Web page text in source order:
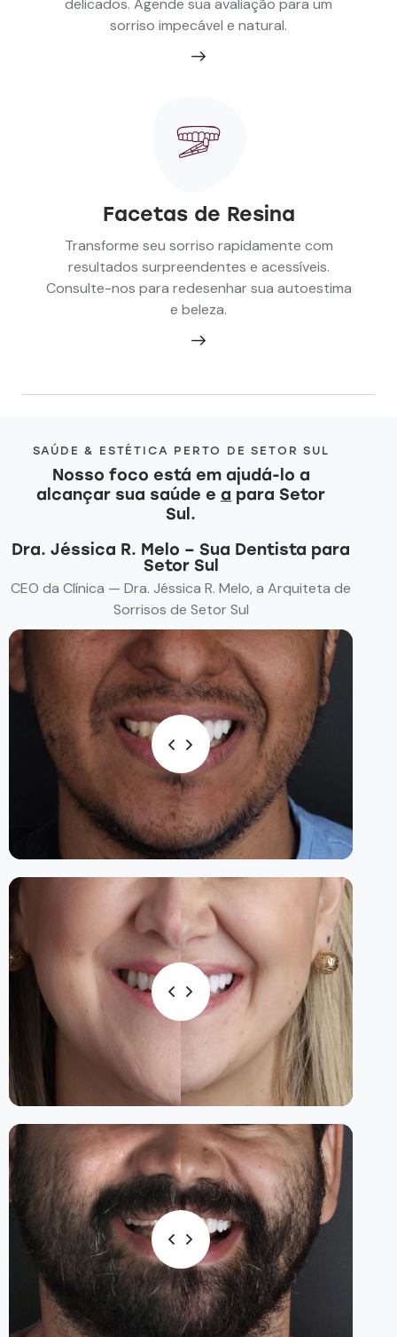
delicados. Agende sua avaliação para um
sorriso impecável e natural.
Facetas de Resina
Transforme seu sorriso rapidamente com
resultados surpreendentes e acessíveis.
Consulte-nos para redesenhar sua autoestima
e beleza.
SAÚDE & ESTÉTICA PERTO DE SETOR SUL
Nosso foco está em ajudá-lo a
alcançar sua saúde eautoestima
para Setor Sul.
Dra. Jéssica R. Melo – Sua Dentista para
Setor Sul
CEO da Clínica — Dra. Jéssica R. Melo, a Arquiteta de
Sorrisos de Setor Sul